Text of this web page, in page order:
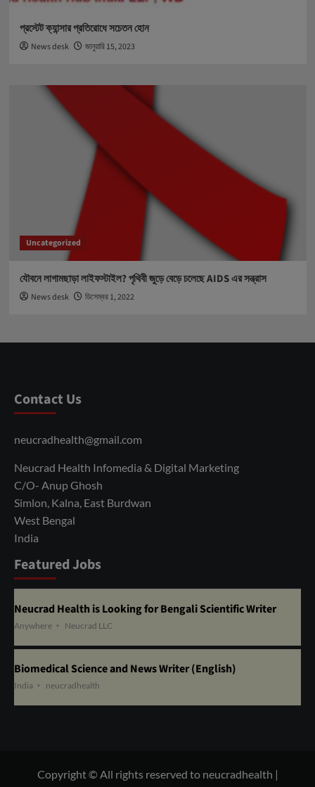
প্রস্টেট ক্যান্সার প্রতিরোধে সচেতন হোন
News desk জানুয়ারি 15, 2023
Uncategorized
যৌবনে লাগামছাড়া লাইফস্টাইল? পৃথিবী জুড়ে বেড়ে চলেছে AIDS এর সন্ত্রাস
News desk ডিসেম্বর 1, 2022
Contact Us
neucradhealth@gmail.com
Neucrad Health Infomedia & Digital Marketing
C/O- Anup Ghosh
Simlon, Kalna, East Burdwan
West Bengal
India
Featured Jobs
Neucrad Health is Looking for Bengali Scientific Writer
Anywhere Neucrad LLC
Biomedical Science and News Writer (English)
India neucradhealth
Copyright © All rights reserved to neucradhealth |